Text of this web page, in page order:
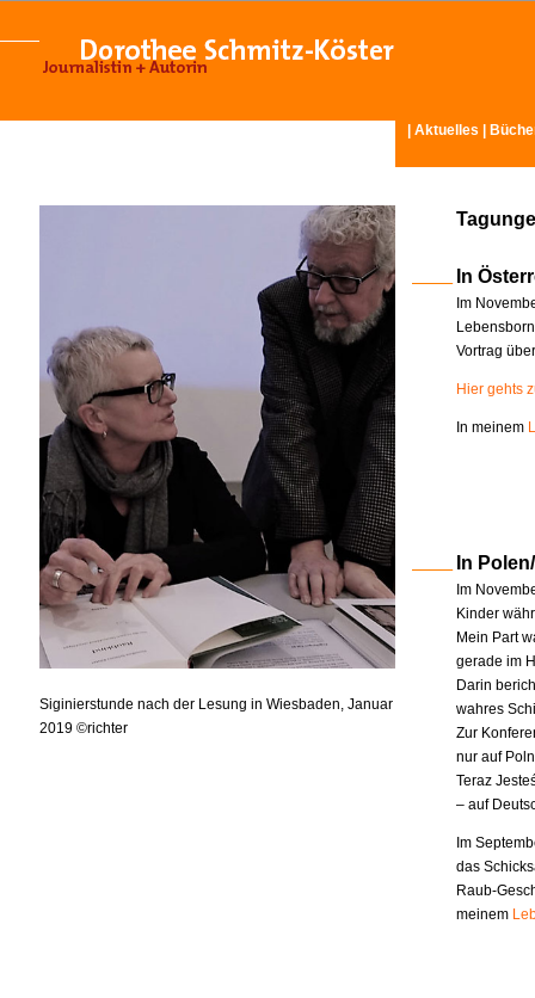
Aktuelles
Siginierstunde nach der Lesung in Wiesbaden, Januar
2019 ©richter
In
Im
Vortrag
Hier gehts
In meinem
In
Im
Kinder
Mein Part
gerade im
Darin
wahres
Zur
nur auf
Teraz
– auf
Im
das
Raub-
meinem